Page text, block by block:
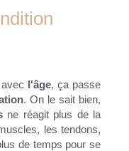
l'âge, ça passe
. On le sait bien,
ne réagit plus de la
les tendons,
de temps pour se